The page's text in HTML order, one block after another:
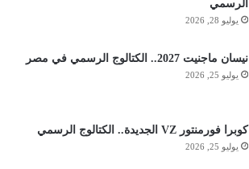
الرسمي
يوليو 28, 2026
نيسان ماجنيت 2027.. الكتالوج الرسمي في مصر
يوليو 25, 2026
كوبرا فورمنتور VZ الجديدة.. الكتالوج الرسمي
يوليو 25, 2026